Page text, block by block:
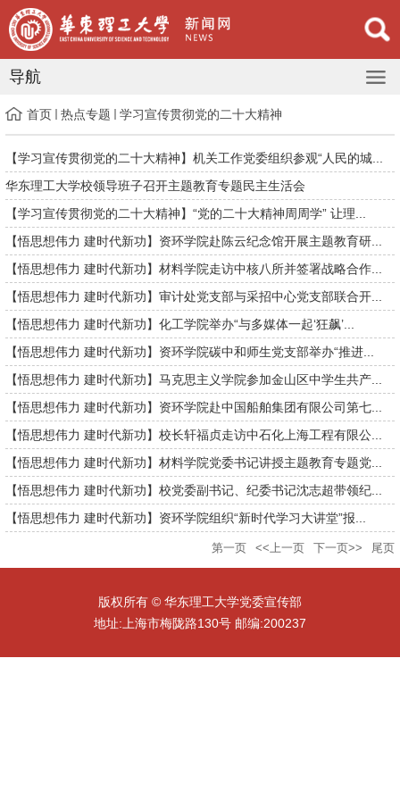
导航
首页 热点专题 学习宣传贯彻党的二十大精神
【学习宣传贯彻党的二十大精神】机关工作党委组织参观“人民的城...
华东理工大学校领导班子召开主题教育专题民主生活会
【学习宣传贯彻党的二十大精神】“党的二十大精神周周学” 让理...
【悟思想伟力 建时代新功】资环学院赴陈云纪念馆开展主题教育研...
​【悟思想伟力 建时代新功】材料学院走访中核八所并签署战略合作...
【悟思想伟力 建时代新功】审计处党支部与采招中心党支部联合开...
【悟思想伟力 建时代新功】化工学院举办“与多媒体一起‘狂飙’...
【悟思想伟力 建时代新功】资环学院碳中和师生党支部举办“推进...
【悟思想伟力 建时代新功】马克思主义学院参加金山区中学生共产...
【悟思想伟力 建时代新功】资环学院赴中国船舶集团有限公司第七...
【悟思想伟力 建时代新功】校长轩福贞走访中石化上海工程有限公...
【悟思想伟力 建时代新功】材料学院党委书记讲授主题教育专题党...
【悟思想伟力 建时代新功】校党委副书记、纪委书记沈志超带领纪...
【悟思想伟力 建时代新功】资环学院组织“新时代学习大讲堂”报...
第一页 <<上一页 下一页>> 尾页
版权所有 © 华东理工大学党委宣传部
地址:上海市梅陇路130号 邮编:200237